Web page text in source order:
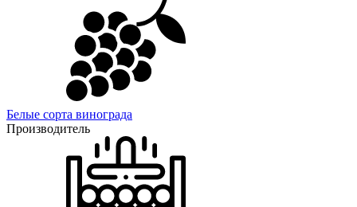
Белые сорта винограда
Производитель